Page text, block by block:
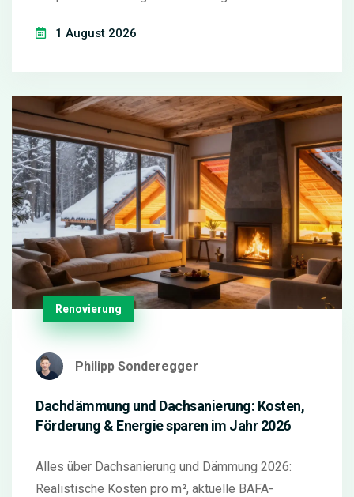
1 August 2026
Renovierung
Philipp Sonderegger
Dachdämmung und Dachsanierung: Kosten,
Förderung & Energie sparen im Jahr 2026
Alles über Dachsanierung und Dämmung 2026:
Realistische Kosten pro m², aktuelle BAFA-